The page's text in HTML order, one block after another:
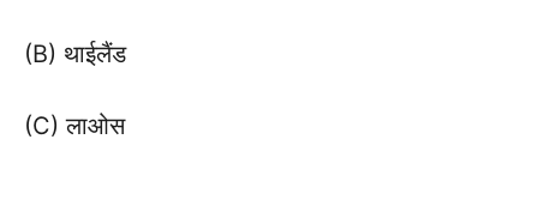
(B) थाईलैंड
(C) लाओस